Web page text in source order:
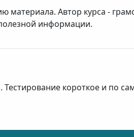
материала. Автор курса -
информации.
короткое и по